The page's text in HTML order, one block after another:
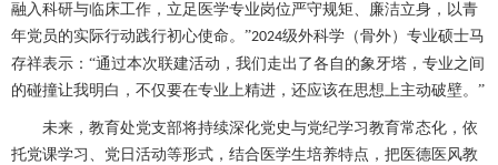
融入科研与临床工作，立足医学专业岗位严守规矩、廉洁立身，以青
年党员的实际行动践行初心使命。”2024级外科学（骨外）专业硕士马
存祥表示：“通过本次联建活动，我们走出了各自的象牙塔，专业之间
的碰撞让我明白，不仅要在专业上精进，还应该在思想上主动破壁。”
未来， 教育处党支部将持续深化党史与党纪学习教育常态化，依
托党课学习、党日活动等形式，结合医学生培养特点，把医德医风教